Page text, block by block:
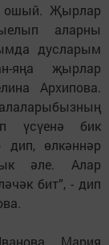
ошый. Җырлар
аларны
дусларым
яңа җырлар
Архипова.
үсүенә бик
дип, өлкәннәр
әле. Алар
бит”, - дип
Мария